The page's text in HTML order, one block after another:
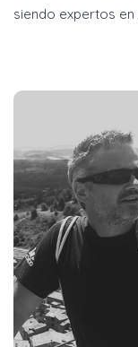
siendo expertos en